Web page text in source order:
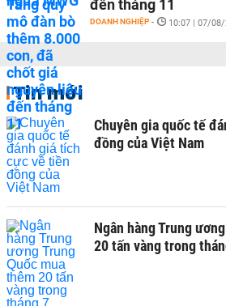
đến tháng 11
DOANH NGHIỆP - 10:07 | 07/
Tin mới
Chuyên gia quốc tế
đồng của Việt Nam
Ngân hàng Trung
20 tấn vàng trong